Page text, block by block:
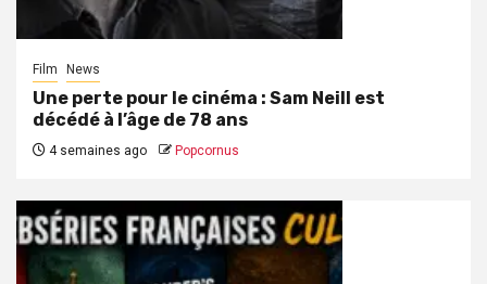
Film News
Une perte pour le cinéma : Sam Neill est
décédé à l’âge de 78 ans
4 semaines ago Popcornus